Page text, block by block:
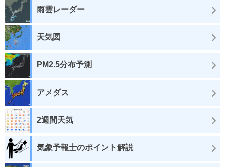
雨雲レーダー
天気図
PM2.5分布予測
アメダス
2週間天気
気象予報士のポイント解説